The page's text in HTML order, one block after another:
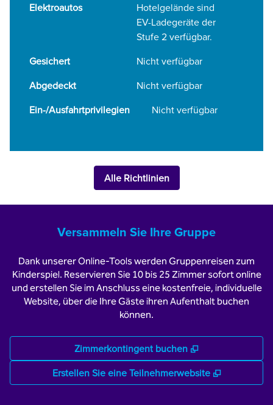
Elektroautos
Hotelgeländesind
EV-Ladegeräte der
Stufe 2 verfügbar.
Gesichert
Nicht verfügbar
Abgedeckt
Nicht verfügbar
Ein-/Ausfahrtprivilegien
Nicht verfügbar
Alle Richtlinien
Versammeln Sie Ihre Gruppe
Dank unserer Online-Tools werden Gruppenreisen zum
Kinderspiel. Reservieren Sie 10 bis 25 Zimmer sofort online
und erstellen Sie im Anschluss eine kostenfreie, individuelle
Website, über die Ihre Gäste ihren Aufenthalt buchen
können.
Zimmerkontingent buchen ,
Erstellen Sie eine Teilnehmerwebsite
,